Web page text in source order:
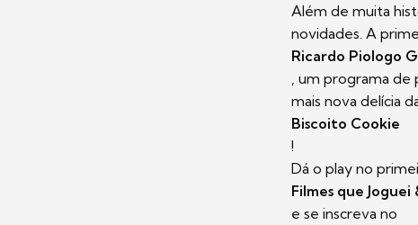
Além de muita
novidades. A
Ricardo Piologo
, um programa
mais nova delícia
Biscoito Cookie
!
Dá o play no
Filmes que Joguei
e se inscreva no